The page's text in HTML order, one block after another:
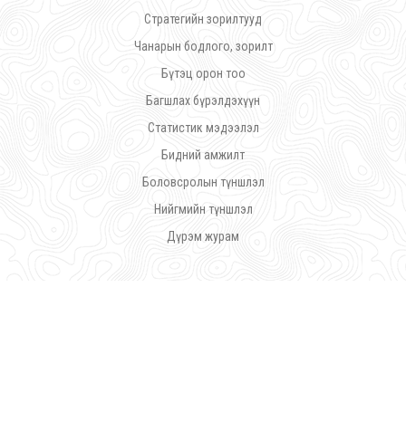
Стратегийн зорилтууд
Чанарын бодлого, зорилт
Бүтэц орон тоо
Багшлах бүрэлдэхүүн
Статистик мэдээлэл
Бидний амжилт
Боловсролын түншлэл
Нийгмийн түншлэл
Дүрэм журам